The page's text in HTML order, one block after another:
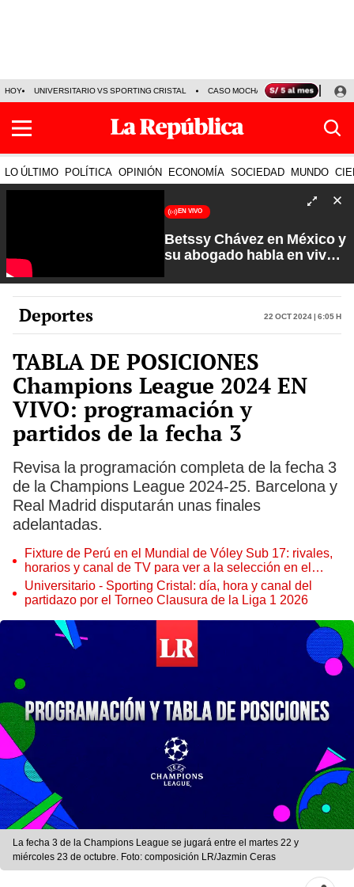
HOY UNIVERSITARIO VS SPORTING CRISTAL CASO MOCHASUELDOS
LO ÚLTIMO POLÍTICA OPINIÓN ECONOMÍA SOCIEDAD MUNDO
EN VIVO
Betssy Chávez en México y
su abogado habla en vivo |
Carlos Cornejo
Deportes 22 Oct 2024 | 6:05 h
TABLA DE POSICIONES
Champions League 2024 EN
VIVO: programación y
partidos de la fecha 3
Revisa la programación completa de la fecha 3
de la Champions League 2024-25. Barcelona y
Real Madrid disputarán unas finales
adelantadas.
Fixture de Perú en el Mundial de Vóley Sub 17: rivales,
horarios y canal de TV para ver a la selección en el
torneo
Universitario - Sporting Cristal: día, hora y canal del
partidazo por el Torneo Clausura de la Liga 1 2026
La fecha 3 de la Champions League se jugará entre el martes 22 y
miércoles 23 de octubre. Foto: composición LR/Jazmin Ceras